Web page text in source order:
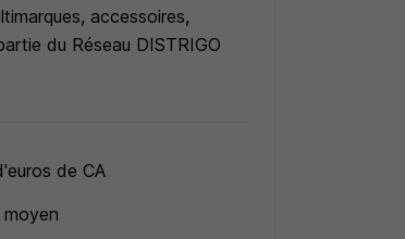
accessoires,
du Réseau DISTRIGO
de CA
moyen